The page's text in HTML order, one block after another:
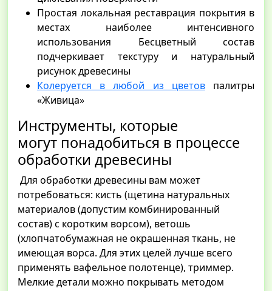
Простая локальная реставрация покрытия в
местах наиболее интенсивного
использования Бесцветный состав
подчеркивает текстуру и натуральный
рисунок древесины
Колеруется в любой из цветовпалитры
«Живица»
Инструменты, которые
могут понадобиться в процессе
обработки древесины
Для обработки древесины вам может
потребоваться: кисть (щетина натуральных
материалов (допустим комбинированный
состав) с коротким ворсом), ветошь
(хлопчатобумажная не окрашенная ткань, не
имеющая ворса. Для этих целей лучше всего
применять вафельное полотенце), триммер.
Мелкие детали можно покрывать методом